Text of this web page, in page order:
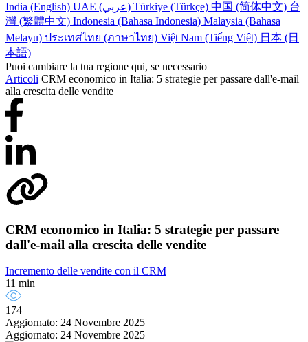
India (English)
UAE (عربي) Türkiye (Türkçe) 中国 (简体中文) 台
灣 (繁體中文) Indonesia (Bahasa Indonesia) Malaysia (Bahasa
Melayu) ประเทศไทย (ภาษาไทย) Việt Nam (Tiếng Việt) 日本 (日
本語)
Puoi cambiare la tua regione qui, se necessario
Articoli CRM economico in Italia: 5 strategie per passare dall'e-mail
alla crescita delle vendite
CRM economico in Italia: 5 strategie per passare
dall'e-mail alla crescita delle vendite
Incremento delle vendite con il CRM
11 min
174
Aggiornato: 24 Novembre 2025
Aggiornato: 24 Novembre 2025